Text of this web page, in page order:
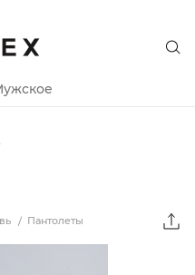
Пантолеты